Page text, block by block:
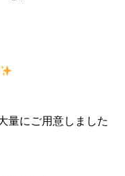
量にご用意しました